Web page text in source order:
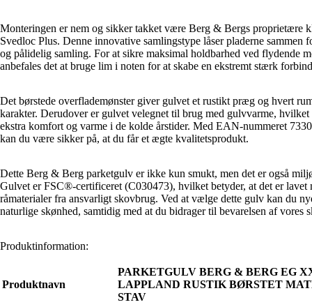
Monteringen er nem og sikker takket være Berg & Bergs proprietære
Svedloc Plus. Denne innovative samlingstype låser pladerne sammen
og pålidelig samling. For at sikre maksimal holdbarhed ved flydende
anbefales det at bruge lim i noten for at skabe en ekstremt stærk
Det børstede overflademønster giver gulvet et rustikt præg og hvert
karakter. Derudover er gulvet velegnet til brug med gulvvarme, hvilket
ekstra komfort og varme i de kolde årstider. Med EAN-nummeret
kan du være sikker på, at du får et ægte kvalitetsprodukt.
Dette Berg & Berg parketgulv er ikke kun smukt, men det er også
Gulvet er FSC®-certificeret (C030473), hvilket betyder, at det er lavet
råmaterialer fra ansvarligt skovbrug. Ved at vælge dette gulv kan du
naturlige skønhed, samtidig med at du bidrager til bevarelsen af ​​vores
Produktinformation:
Produktnavn
PARKETGULV BERG & BERG EG
LAPPLAND RUSTIK BØRSTET
STAV